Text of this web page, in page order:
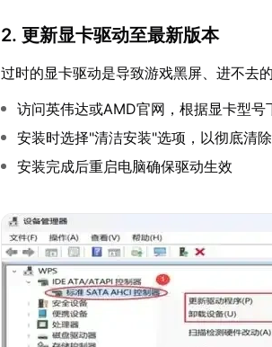
2. 更新显卡驱动至最新版本
过时的显卡驱动是导致游戏黑屏、进不去
访问英伟达或AMD官网，根据显卡型
安装时选择"清洁安装"选项，以彻底清
安装完成后重启电脑确保驱动生效